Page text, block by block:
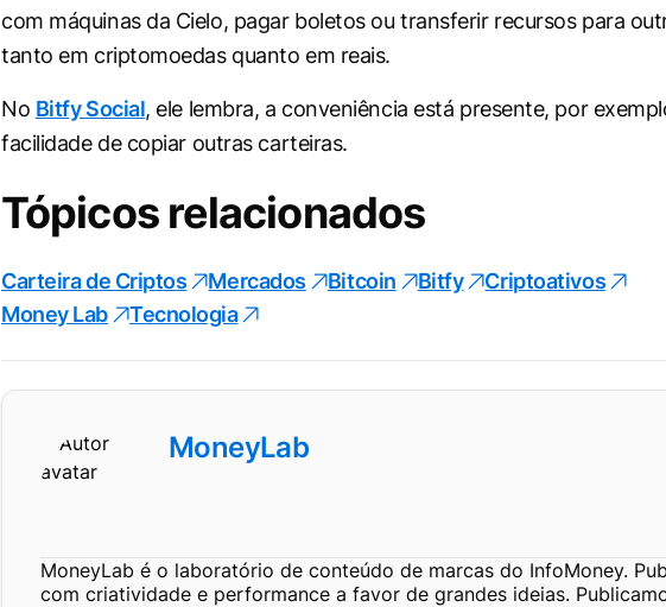
com máquinas da Cielo, pagar boletos ou transferir recursos para
tanto em criptomoedas quanto em reais.
No Bitfy Social, ele lembra, a conveniência está presente, por
facilidade de copiar outras carteiras.
Tópicos relacionados
Carteira de Criptos Mercados Bitcoin Bitfy
Criptoativos
Money Lab
Tecnologia
MoneyLab
MoneyLab é o laboratório de conteúdo de marcas do InfoMoney.
com criatividade e performance a favor de grandes ideias.